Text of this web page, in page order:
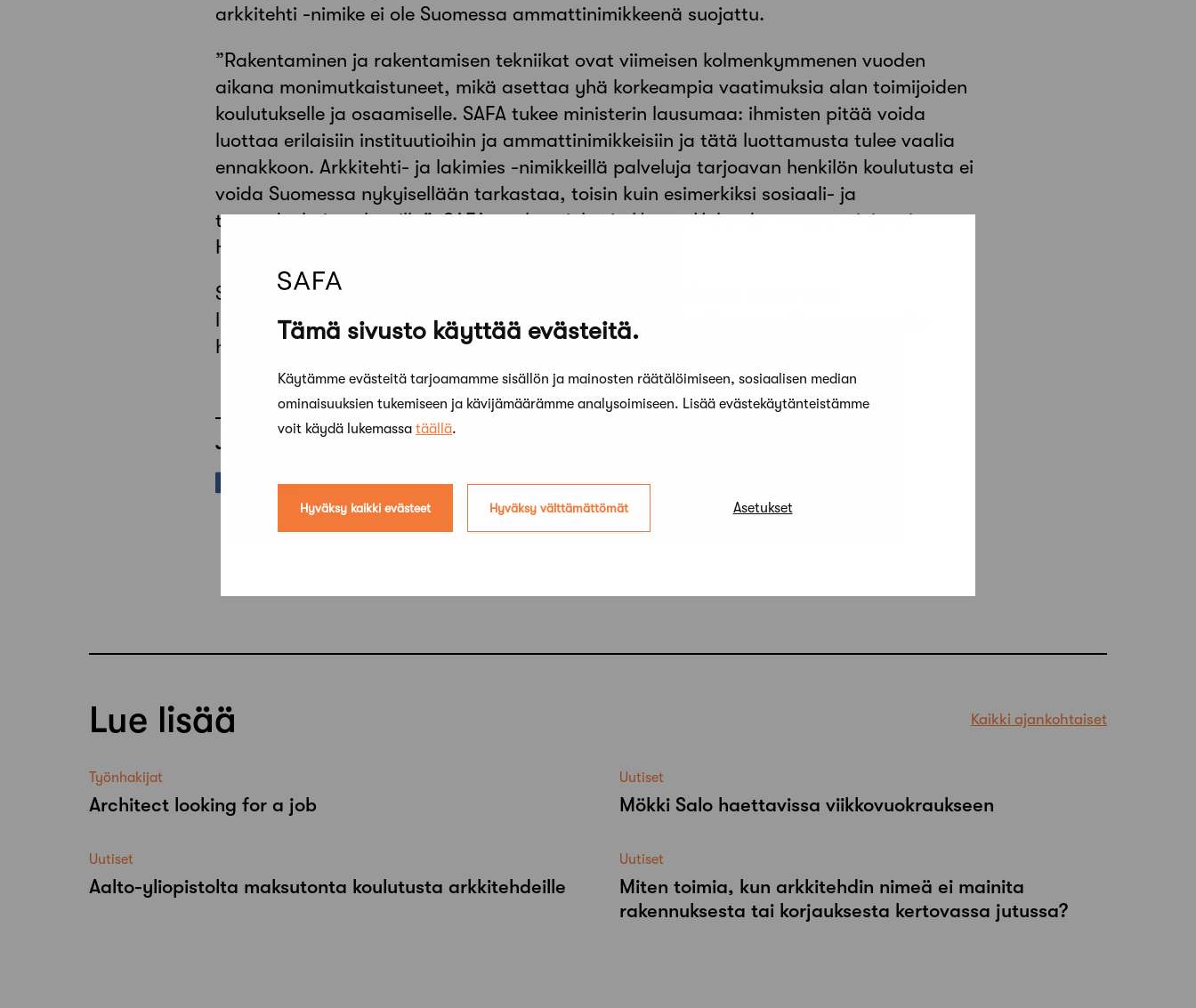
Tämä sivusto käyttää evästeitä.
Käytämme evästeitä tarjoamamme sisällön ja mainosten räätälöimiseen, sosiaalisen median
ominaisuuksien tukemiseen ja kävijämäärämme analysoimiseen. Lisää evästekäytänteistämme
voit käydä lukemassa täällä.
Hyväksy kaikki evästeet Hyväksy välttämättömät Asetukset
arkkitehti -nimike ei ole Suomessa ammattinimikkeenä suojattu.
”Rakentaminen ja rakentamisen tekniikat ovat viimeisen kolmenkymmenen vuoden
aikana monimutkaistuneet, mikä asettaa yhä korkeampia vaatimuksia alan toimijoiden
koulutukselle ja osaamiselle. SAFA tukee ministerin lausumaa: ihmisten pitää voida
luottaa erilaisiin instituutioihin ja ammattinimikkeisiin ja tätä luottamusta tulee vaalia
ennakkoon. Arkkitehti- ja lakimies -nimikkeillä palveluja tarjoavan henkilön koulutusta ei
voida Suomessa nykyisellään tarkastaa, toisin kuin esimerkiksi sosiaali- ja
terveydenhoitosektorilla”, SAFAn puheenjohtaja Henna Helander toteaa ministeri
Häkkäselle lähetetyssä kirjeessä.
SAFA esittää valtioneuvostolle arkkitehdin ammattinimikkeen rajaamista
lainsäädännöllä vain yliopistossa annetun arkkitehdin tutkintonimikkeen omaaville
henkilöille.
Jaa artikkeli
Lue lisää Kaikki ajankohtaiset
Työnhakijat
Architect looking for a job
Uutiset
Mökki Salo haettavissa viikkovuokraukseen
Uutiset
Aalto-​yliopistolta maksutonta koulutusta arkkitehdeille
Uutiset
Miten toimia, kun arkkitehdin nimeä ei mainita
rakennuksesta tai korjauksesta kertovassa jutussa?